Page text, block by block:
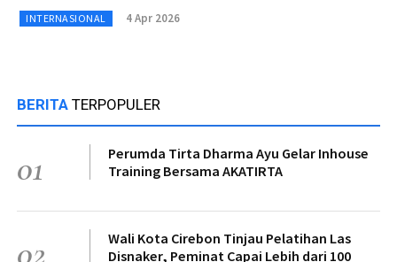
INTERNASIONAL 4 Apr 2026
BERITA TERPOPULER
01
Perumda Tirta Dharma Ayu Gelar Inhouse
Training Bersama AKATIRTA
02
Wali Kota Cirebon Tinjau Pelatihan Las
Disnaker, Peminat Capai Lebih dari 100